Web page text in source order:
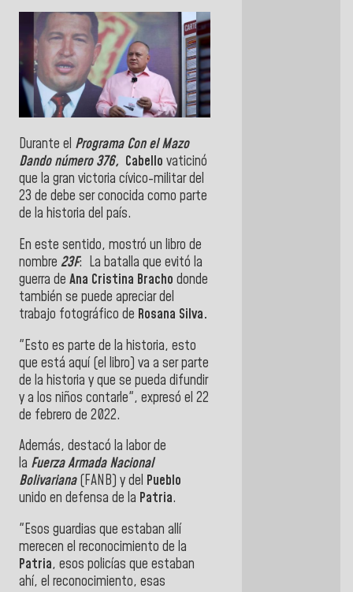
Durante el Programa Con el Mazo
Dando número 376, Cabello vaticinó
que la gran victoria cívico-militar del
23 de debe ser conocida como parte
de la historia del país.
En este sentido, mostró un libro de
nombre 23F: La batalla que evitó la
guerra de Ana Cristina Bracho donde
también se puede apreciar del
trabajo fotográfico de Rosana Silva.
"Esto es parte de la historia, esto
que está aquí (el libro) va a ser parte
de la historia y que se pueda difundir
y a los niños contarle", expresó el 22
de febrero de 2022.
Además, destacó la labor de
la Fuerza Armada Nacional
Bolivariana(FANB) y del Pueblo
unido en defensa de la Patria.
"Esos guardias que estaban allí
merecen el reconocimiento de la
Patria, esos policías que estaban
ahí, el reconocimiento, esas